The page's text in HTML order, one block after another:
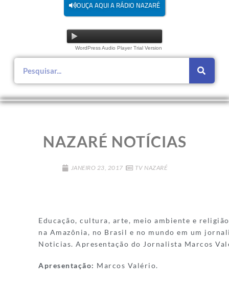
OUÇA AQUI A RÁDIO NAZARÉ
WordPress Audio Player Trial Version
NAZARÉ NOTÍCIAS
JANEIRO 23, 2017 TV NAZARÉ
Educação, cultura, arte, meio ambiente e
na Amazônia, no Brasil e no mundo em um
Noticias. Apresentação do Jornalista Marcos
Apresentação: Marcos Valério.